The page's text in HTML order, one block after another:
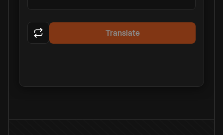
Translate